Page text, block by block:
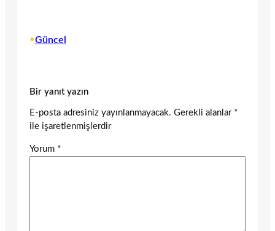
•Güncel
Bir yanıt yazın
E-posta adresiniz yayınlanmayacak. Gerekli alanlar *
ile işaretlenmişlerdir
Yorum *